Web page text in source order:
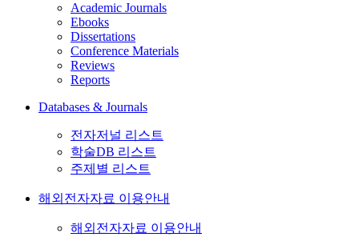
Academic Journals
Ebooks
Dissertations
Conference Materials
Reviews
Reports
Databases & Journals
전자저널 리스트
학술DB 리스트
주제별 리스트
해외전자자료 이용안내
해외전자자료 이용안내